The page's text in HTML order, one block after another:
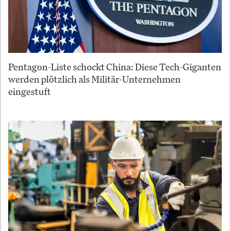
Pentagon-Liste schockt China: Diese Tech-Giganten
werden plötzlich als Militär-Unternehmen
eingestuft